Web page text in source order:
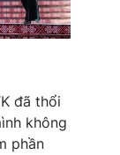
đã thổi
không
phần